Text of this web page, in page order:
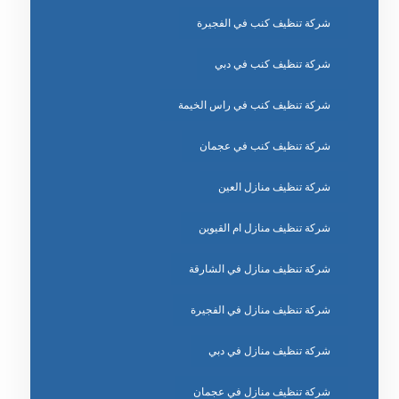
شركة تنظيف كنب في الفجيرة
شركة تنظيف كنب في دبي
شركة تنظيف كنب في راس الخيمة
شركة تنظيف كنب في عجمان
شركة تنظيف منازل العين
شركة تنظيف منازل ام القيوين
شركة تنظيف منازل في الشارقة
شركة تنظيف منازل في الفجيرة
شركة تنظيف منازل في دبي
شركة تنظيف منازل في عجمان